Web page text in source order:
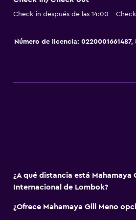
La comida se puede entregar en
Limpieza diaria
Check-in después de las 14:00 -
Número de licencia: 0220001661487,
¿A qué distancia está Mahamaya
Internacional de Lombok?
¿Ofrece Mahamaya Gili Meno